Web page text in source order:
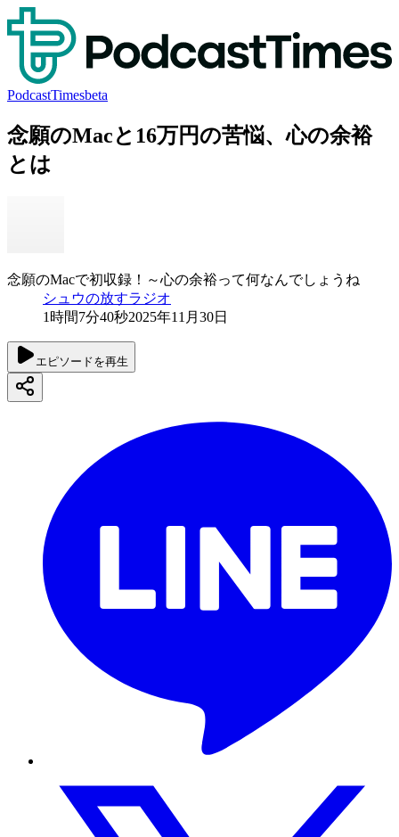
PodcastTimesbeta
念願のMacと16万円の苦悩、心の余裕
とは
念願のMacで初収録！～心の余裕って何なんでしょうね
シュウの放すラジオ
1時間7分40秒2025年11月30日
エピソードを再生